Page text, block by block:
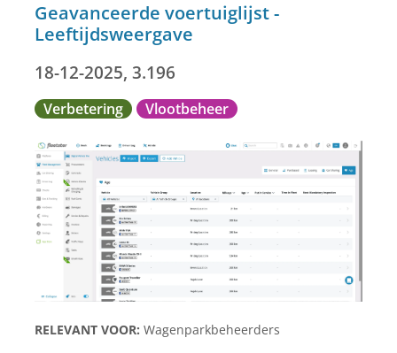
Geavanceerde voertuiglijst -
Leeftijdsweergave
18-12-2025, 3.196
Verbetering Vlootbeheer
RELEVANT VOOR: Wagenparkbeheerders